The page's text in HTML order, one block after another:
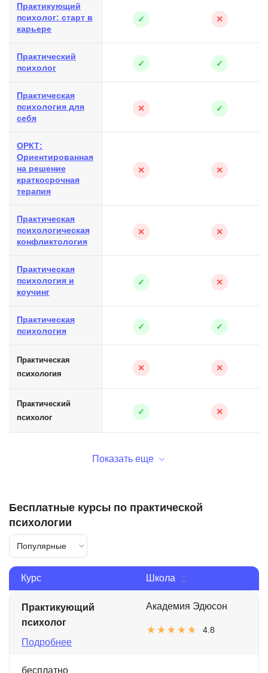
Практикующий
психолог: старт в
карьере
✓ ✕
Практический
психолог
✓ ✓
Практическая
психология для
себя
✕ ✓
ОРКТ:
Ориентированная
на решение
краткосрочная
терапия
✕ ✕
Практическая
психологическая
конфликтология
✕ ✕
Практическая
психология и
коучинг
✓ ✕
Практическая
психология
✓ ✓
Практическая
психология
✕ ✕
Практический
психолог
✓ ✕
Показать еще
Бесплатные курсы по практической
психологии
Популярные
Курс Школа
Практикующий
психолог
Подробнее
Академия Эдюсон
4.8
бесплатно